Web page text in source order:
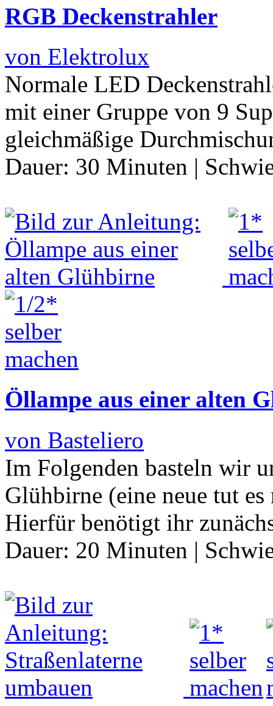
RGB Deckenstrahler
von Elektrolux
Normale LED
mit einer Gruppe von 9
gleichmäßige
Dauer: 30 Minuten |
Öllampe aus einer alten
von Basteliero
Im Folgenden basteln wir
Glühbirne (eine neue tut
Hierfür benötigt ihr
Dauer: 20 Minuten |